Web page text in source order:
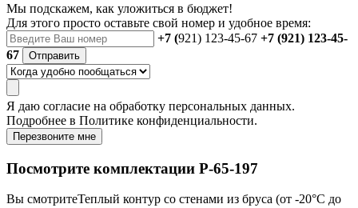
Мы подскажем, как уложиться в бюджет!
Для этого просто оставьте свой номер и удобное время:
+7 (921) 123-45-67 +7 (921) 123-45-
67
Отправить
Я даю согласие на обработку персональных данных.
Подробнее в Политике конфиденциальности.
Перезвоните мне
Посмотрите комплектации Р-65-197
Вы смотритеТеплый контур со стенами из бруса (от -20°С до